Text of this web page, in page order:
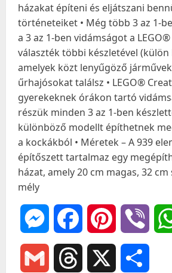
házakat építeni és eljátszani
történeteiket • Még több 3 az 1-
a 3 az 1-ben vidámságot a
választék többi készletével
amelyek közt lenyűgöző
űrhajósokat találsz • LEGO®
gyerekeknek órákon tartó
részük minden 3 az 1-ben
különböző modellt építhetnek
a kockákból • Méretek – A 939
építőszett tartalmaz egy
házat, amely 20 cm magas, 32 cm
mély
MessengerFacebookPinterest
Gmail Threads